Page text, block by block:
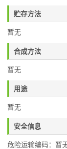
贮存方法
暂无
合成方法
暂无
用途
暂无
安全信息
危险运输编码：暂